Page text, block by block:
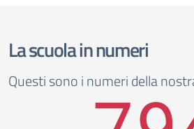
La scuola in numeri
Questi sono i numeri della